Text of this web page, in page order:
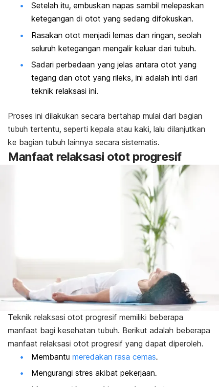
Setelah itu, embuskan napas sambil melepaskan
ketegangan di otot yang sedang difokuskan.
Rasakan otot menjadi lemas dan ringan, seolah
seluruh ketegangan mengalir keluar dari tubuh.
Sadari perbedaan yang jelas antara otot yang
tegang dan otot yang rileks, ini adalah inti dari
teknik relaksasi ini.
Proses ini dilakukan secara bertahap mulai dari bagian
tubuh tertentu, seperti kepala atau kaki, lalu dilanjutkan
ke bagian tubuh lainnya secara sistematis.
Manfaat relaksasi otot progresif
Teknik relaksasi otot progresif memiliki beberapa
manfaat bagi kesehatan tubuh. Berikut adalah beberapa
manfaat relaksasi otot progresif yang dapat diperoleh.
Membantu meredakan rasa cemas.
Mengurangi stres akibat pekerjaan.